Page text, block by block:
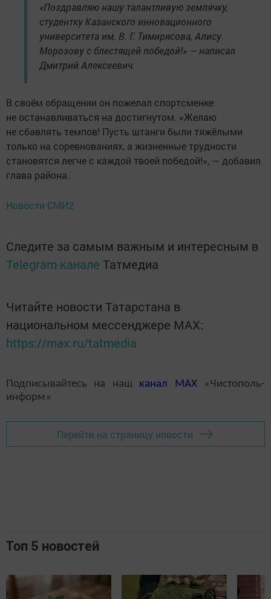
«Поздравляю нашу талантливую землячку,
студентку Казанского инновационного
университета им. В. Г. Тимирясова, Алису
Морозову с блестящей победой!» — написал
Дмитрий Алексеевич.
В своём обращении он пожелал спортсменке
не останавливаться на достигнутом. «Желаю
не сбавлять темпов! Пусть штанги были тяжёлыми
только на соревнованиях, а жизненные трудности
становятся легче с каждой твоей победой!», — добавил
глава района.
Новости СМИ2
Следите за самым важным и интересным в
Telegram-канале Татмедиа
Читайте новости Татарстана в
национальном мессенджере MАХ:
https://max.ru/tatmedia
Подписывайтесь на наш канал MAX«Чистополь-
информ»
Перейти на страницу новости
Топ 5 новостей